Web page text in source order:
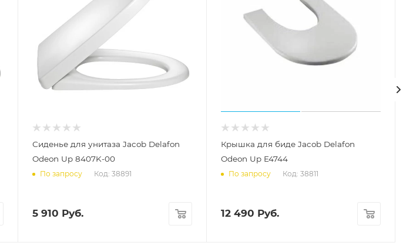
Сиденье для унитаза Jacob Delafon
Odeon Up 8407K-00
По запросу Код: 38891
5 910 Руб.
Крышка для биде Jacob Delafon
Odeon Up E4744
По запросу Код: 38811
12 490 Руб.